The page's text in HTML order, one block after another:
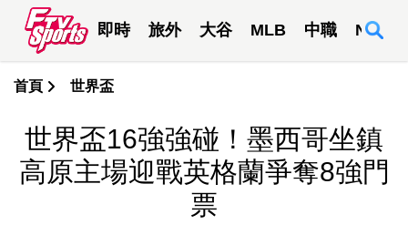
即時 旅外 大谷 MLB 中職 NBA
首頁 世界盃
世界盃16強強碰！墨西哥坐鎮
高原主場迎戰英格蘭爭奪8強門
票